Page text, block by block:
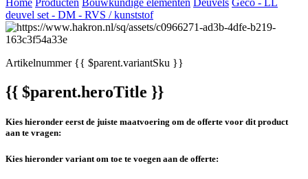
Home Producten Bouwkundige elementen Deuvels Geco - LL
deuvel set - DM - RVS / kunststof
Artikelnummer{{ $parent.variantSku }}
{{ $parent.heroTitle }}
Kies hieronder eerst de juiste maatvoering om de offerte voor dit product
aan te vragen:
Kies hieronder variant om toe te voegen aan de offerte: